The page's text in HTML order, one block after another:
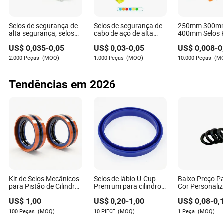
Jazmin Ayala
Autor
componentes industriais. Jazmin tem um talento
componentes se integrarão bem com sistemas
existentes ou outros componentes, garantindo uma
integração suave e evitando aqueles incômodos
problemas de compatibilidade.
Selos de segurança de
alta segurança, selos
de plástico hexagonais
com puxador, selos de
cabo à prova de
violação para
de segurança para
contêineres
US$0,035-0,05
2.000 Peças (MOQ)
Selos de segurança de
cabo de aço de alta
resistência ajustáveis e
descartáveis, com
puxador, hexagonais,
em conformidade com
código de barras para
US$ 0,03-0,05
1.000 Peças (MOQ)
250mm
400mm Selos
Descartáveis
Extintores,
Segurança
Etiquetas de
US$0,008-
10.000 Peças
Tendências em 2026
Kit de Selos Mecânicos
para Pistão de Cilindro
Hidráulico Padrão Kdas
de Borracha para Óleo
de Motor
US$ 1,00
100 Peças (MOQ)
Selos de lábio U-Cup
Premium para cilindros
hidráulicos - Fabricante
direto
US$ 0,20-1,00
10 PIECE (MOQ)
Baixo Preço
Cor
Selos
Equipamentos
Mecânicos e
US$0,08-
1 Peça (MOQ)